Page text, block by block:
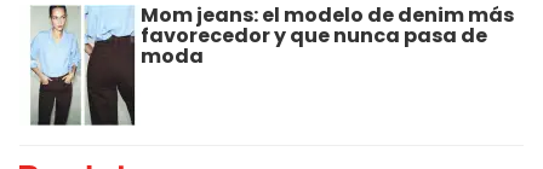
Mom jeans: el modelo de denim más
favorecedor y que nunca pasa de
moda